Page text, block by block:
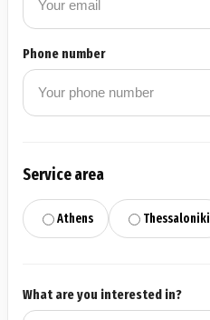
Phone number
Service area
Athens Thessaloniki
What are you interested in?